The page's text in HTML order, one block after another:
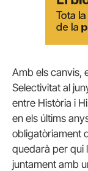
Amb els canvis,
Selectivitat al
entre Història i
en els últims
obligatòriament
quedarà per qui
juntament amb